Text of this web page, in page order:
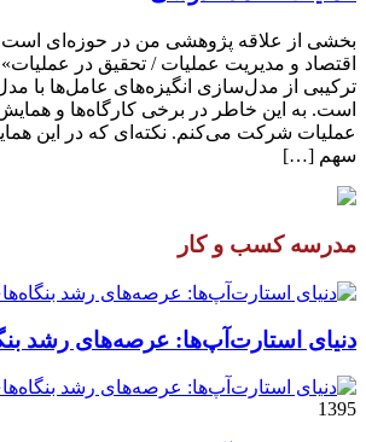
بخشی از علاقه پژوهشی من در حوزه‌ای است
اقتصاد و مدیریت عملیات / تحقیق در
ترکیبی از مدل‌سازی انگیزه‌های عامل‌ها با
است. به این خاطر در برخی کارگاه‌ها و
عملیات شرکت می‌کنم. نکته‌ای که در این
سهم […]
مدرسه کسب و کار
دنیای استارت‌آپ‌ها: عرصه‌های رشد
1395